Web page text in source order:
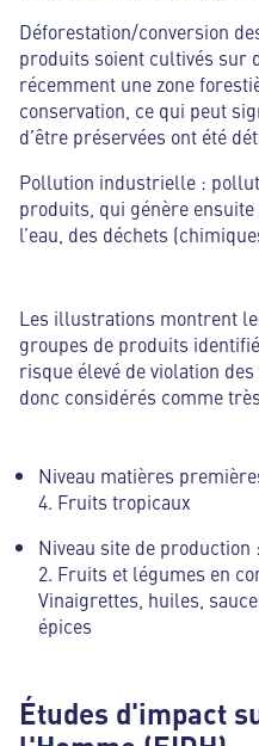
Déforestation/conversion
produits soient cultivés sur
récemment une zone
conservation, ce qui peut
d’être préservées ont été
Pollution industrielle :
produits, qui génère
l’eau, des déchets
Les illustrations montrent
groupes de produits
risque élevé de violation
donc considérés comme
Niveau matières
4. Fruits tropicaux
Niveau site de production
2. Fruits et légumes en
Vinaigrettes, huiles,
épices
Études d'impact